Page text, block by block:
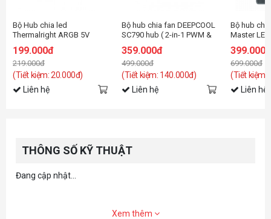
Bộ Hub chia led
Thermalright ARGB 5V
199.000đ
219.000đ
(Tiết kiệm: 20.000đ)
Liên hệ
Bộ hub chia fan DEEPCOOL
SC790 hub ( 2-in-1 PWM &
359.000đ
499.000đ
(Tiết kiệm: 140.000đ)
Liên hệ
Bộ hub
Master
399.000đ
699.000đ
(Tiết kiệm:
Liên hệ
THÔNG SỐ KỸ THUẬT
Đang cập nhật...
Xem thêm